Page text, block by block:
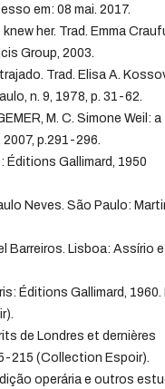
em: 08 mai. 2017.
her. Trad. Emma
Group, 2003.
Trad. Elisa A.
n. 9, 1978, p. 31-62.
M. C. Simone Weil:
p.291-296.
Éditions Gallimard, 1950
Neves. São Paulo:
Barreiros. Lisboa: Assírio e
Éditions Gallimard, 1960.
de Londres et dernières
215 (Collection Espoir).
operária e outros